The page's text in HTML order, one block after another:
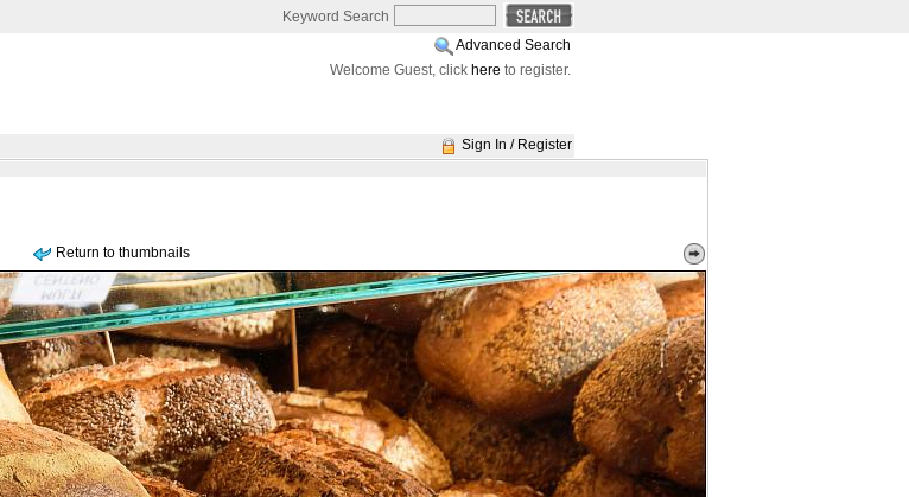
Keyword Search
Advanced Search
Welcome Guest, click here to register.
Sign In / Register
Return to thumbnails